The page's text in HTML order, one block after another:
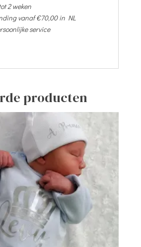
2 weken
vanaf €70,00 in NL
service
producten